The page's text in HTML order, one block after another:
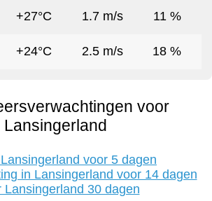
+27°C 1.7 m/s 11 %
+24°C 2.5 m/s 18 %
voor
Lansingerland
voor 5 dagen
in Lansingerland voor 14 dagen
Lansingerland 30 dagen